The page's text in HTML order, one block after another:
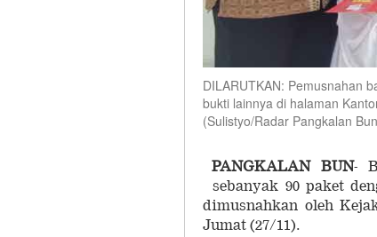
DILARUTKAN: Pemusnahan
bukti lainnya di halaman
(Sulistyo/Radar Pangkalan
PANGKALAN BUN-
sebanyak 90 paket
dimusnahkan oleh
Jumat (27/11).